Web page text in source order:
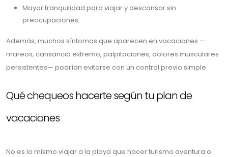
Mayor tranquilidad para viajar y descansar sin
preocupaciones.
Además, muchos síntomas que aparecen en vacaciones —
mareos, cansancio extremo, palpitaciones, dolores musculares
persistentes— podrían evitarse con un control previo simple.
Qué chequeos hacerte según tu plan de
vacaciones
No es lo mismo viajar a la playa que hacer turismo aventura o